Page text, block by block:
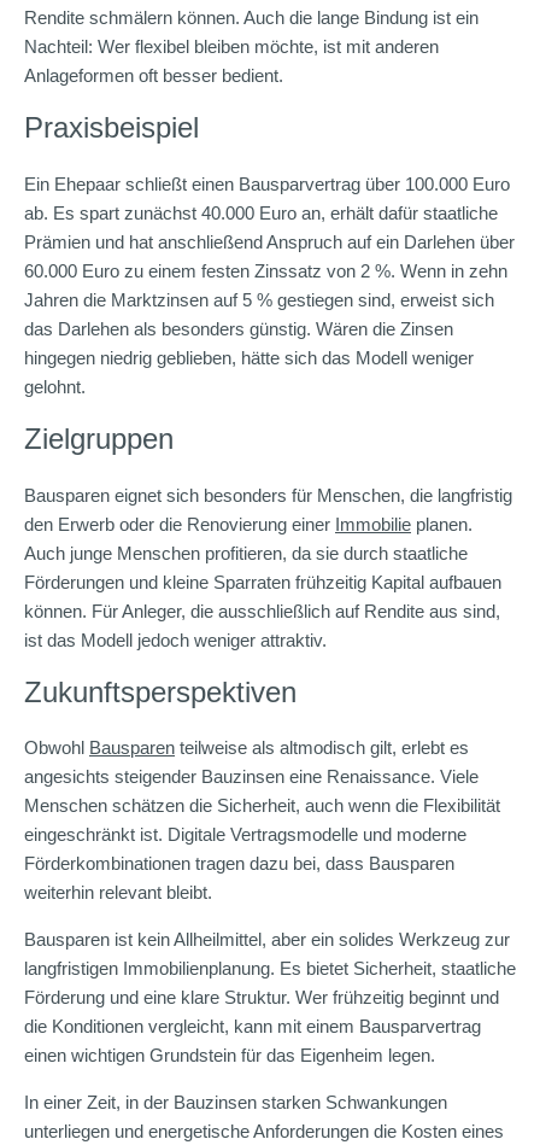
Rendite schmälern können. Auch die lange Bindung ist ein
Nachteil: Wer flexibel bleiben möchte, ist mit anderen
Anlageformen oft besser bedient.
Praxisbeispiel
Ein Ehepaar schließt einen Bausparvertrag über 100.000 Euro
ab. Es spart zunächst 40.000 Euro an, erhält dafür staatliche
Prämien und hat anschließend Anspruch auf ein Darlehen über
60.000 Euro zu einem festen Zinssatz von 2 %. Wenn in zehn
Jahren die Marktzinsen auf 5 % gestiegen sind, erweist sich
das Darlehen als besonders günstig. Wären die Zinsen
hingegen niedrig geblieben, hätte sich das Modell weniger
gelohnt.
Zielgruppen
Bausparen eignet sich besonders für Menschen, die langfristig
den Erwerb oder die Renovierung einer Immobilie planen.
Auch junge Menschen profitieren, da sie durch staatliche
Förderungen und kleine Sparraten frühzeitig Kapital aufbauen
können. Für Anleger, die ausschließlich auf Rendite aus sind,
ist das Modell jedoch weniger attraktiv.
Zukunftsperspektiven
Obwohl Bausparen teilweise als altmodisch gilt, erlebt es
angesichts steigender Bauzinsen eine Renaissance. Viele
Menschen schätzen die Sicherheit, auch wenn die Flexibilität
eingeschränkt ist. Digitale Vertragsmodelle und moderne
Förderkombinationen tragen dazu bei, dass Bausparen
weiterhin relevant bleibt.
Bausparen ist kein Allheilmittel, aber ein solides Werkzeug zur
langfristigen Immobilienplanung. Es bietet Sicherheit, staatliche
Förderung und eine klare Struktur. Wer frühzeitig beginnt und
die Konditionen vergleicht, kann mit einem Bausparvertrag
einen wichtigen Grundstein für das Eigenheim legen.
In einer Zeit, in der Bauzinsen starken Schwankungen
unterliegen und energetische Anforderungen die Kosten eines